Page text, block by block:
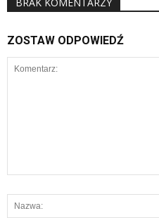
ZOSTAW ODPOWIEDŹ